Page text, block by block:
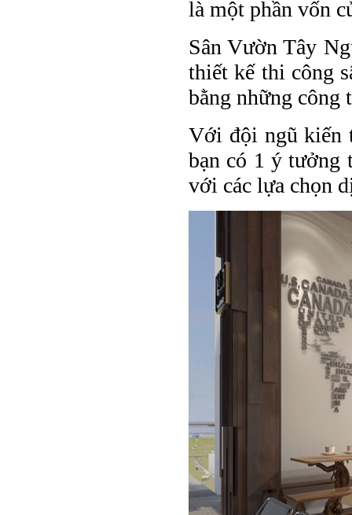
là một phần vốn
Sân Vườn Tây
thiết kế thi công
bằng những công
Với đội ngũ kiến
bạn có 1 ý tưởng
với các lựa chọn